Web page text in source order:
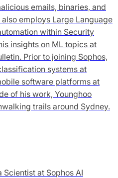
emails, binaries, and
employs Large Language
within Security
insights on ML topics at
Prior to joining Sophos,
systems at
software platforms at
of his work, Younghoo
trails around Sydney.
Scientist at Sophos AI